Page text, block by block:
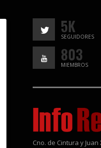
5K
SEGUIDORES
803
MIEMBROS
Cno. de Cintura y Juan